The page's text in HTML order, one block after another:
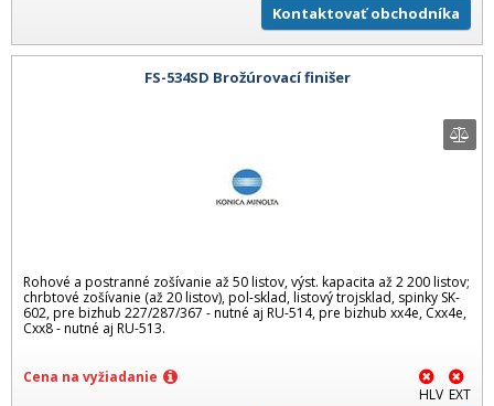
Kontaktovať obchodníka
FS-534SD Brožúrovací finišer
Rohové a postranné zošívanie až 50 listov, výst. kapacita až 2 200 listov;
chrbtové zošívanie (až 20 listov), pol-sklad, listový trojsklad, spinky SK-
602, pre bizhub 227/287/367 - nutné aj RU-514, pre bizhub xx4e, Cxx4e,
Cxx8 - nutné aj RU-513.
Cena na vyžiadanie
HLV EXT